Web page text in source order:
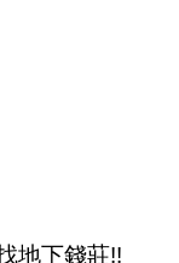
地下錢莊!!